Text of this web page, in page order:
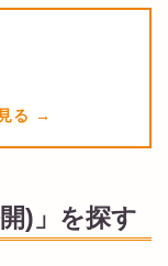
る
)」を探す